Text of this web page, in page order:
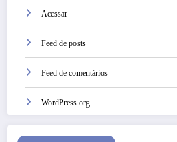
Acessar
Feed de posts
Feed de comentários
WordPress.org